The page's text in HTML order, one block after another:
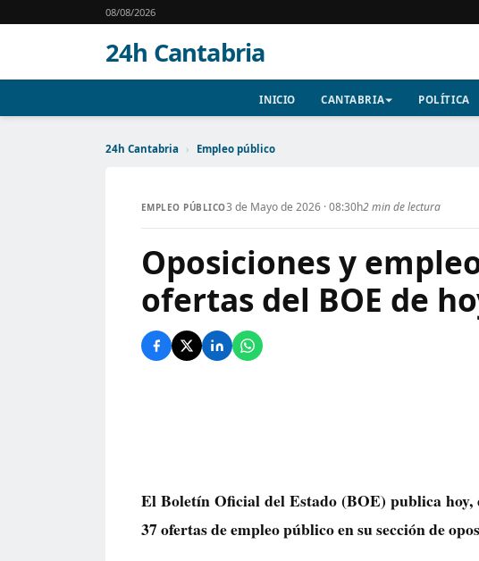
08/08/2026
24h Cantabria
INICIO CANTABRIA POLÍTICA
24h Cantabria › Empleo público
EMPLEO PÚBLICO3 de Mayo de 2026 · 08:30h2 min de lectura
Oposiciones y
ofertas del BOE de
El Boletín Oficial del Estado (BOE) publica hoy,
37 ofertas de empleo públicoen su sección de